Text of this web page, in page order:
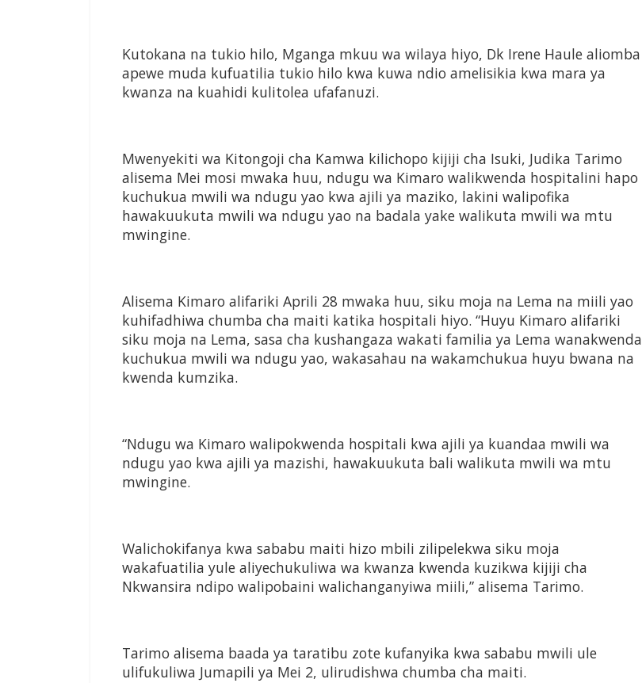
Kutokana na tukio hilo, Mganga mkuu wa wilaya hiyo, Dk Irene Haule aliomba
apewe muda kufuatilia tukio hilo kwa kuwa ndio amelisikia kwa mara ya
kwanza na kuahidi kulitolea ufafanuzi.
Mwenyekiti wa Kitongoji cha Kamwa kilichopo kijiji cha Isuki, Judika Tarimo
alisema Mei mosi mwaka huu, ndugu wa Kimaro walikwenda hospitalini hapo
kuchukua mwili wa ndugu yao kwa ajili ya maziko, lakini walipofika
hawakuukuta mwili wa ndugu yao na badala yake walikuta mwili wa mtu
mwingine.
Alisema Kimaro alifariki Aprili 28 mwaka huu, siku moja na Lema na miili yao
kuhifadhiwa chumba cha maiti katika hospitali hiyo. “Huyu Kimaro alifariki
siku moja na Lema, sasa cha kushangaza wakati familia ya Lema wanakwenda
kuchukua mwili wa ndugu yao, wakasahau na wakamchukua huyu bwana na
kwenda kumzika.
“Ndugu wa Kimaro walipokwenda hospitali kwa ajili ya kuandaa mwili wa
ndugu yao kwa ajili ya mazishi, hawakuukuta bali walikuta mwili wa mtu
mwingine.
Walichokifanya kwa sababu maiti hizo mbili zilipelekwa siku moja
wakafuatilia yule aliyechukuliwa wa kwanza kwenda kuzikwa kijiji cha
Nkwansira ndipo walipobaini walichanganyiwa miili,” alisema Tarimo.
Tarimo alisema baada ya taratibu zote kufanyika kwa sababu mwili ule
ulifukuliwa Jumapili ya Mei 2, ulirudishwa chumba cha maiti.